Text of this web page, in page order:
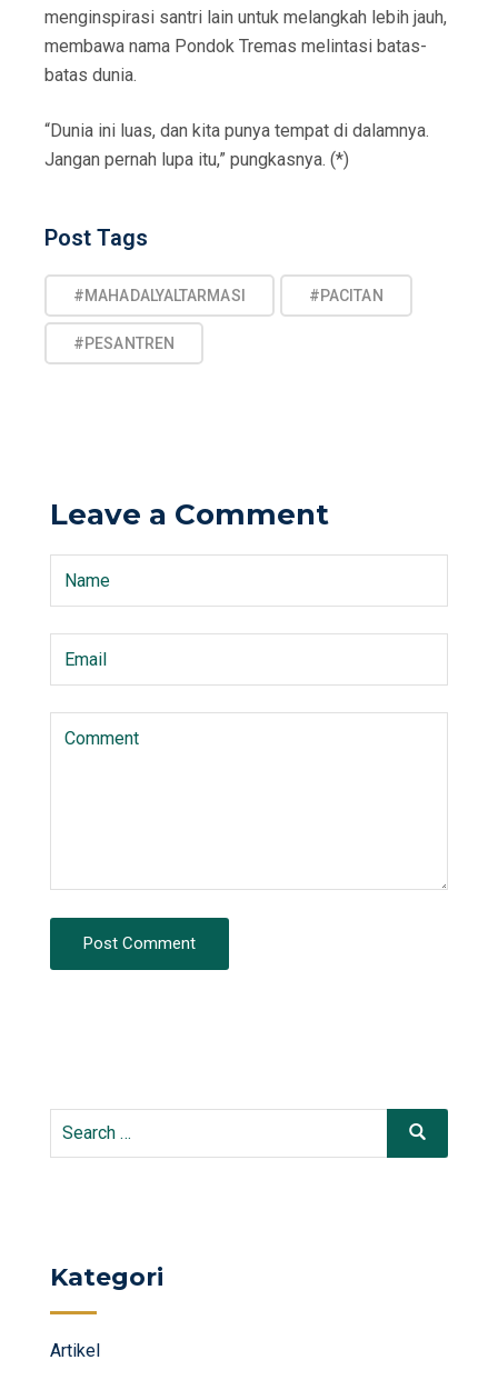
menginspirasi santri lain untuk melangkah lebih jauh,
membawa nama Pondok Tremas melintasi batas-
batas dunia.
“Dunia ini luas, dan kita punya tempat di dalamnya.
Jangan pernah lupa itu,” pungkasnya. (*)
Post Tags
#MAHADALYALTARMASI #PACITAN
#PESANTREN
Leave a Comment
Post Comment
Search
Search
Kategori
Artikel